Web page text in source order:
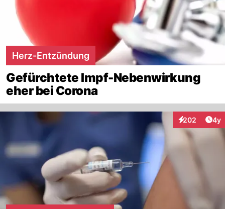
Herz-Entzündung
Gefürchtete Impf-Nebenwirkung
eher bei Corona
202
Interaktionen
4y